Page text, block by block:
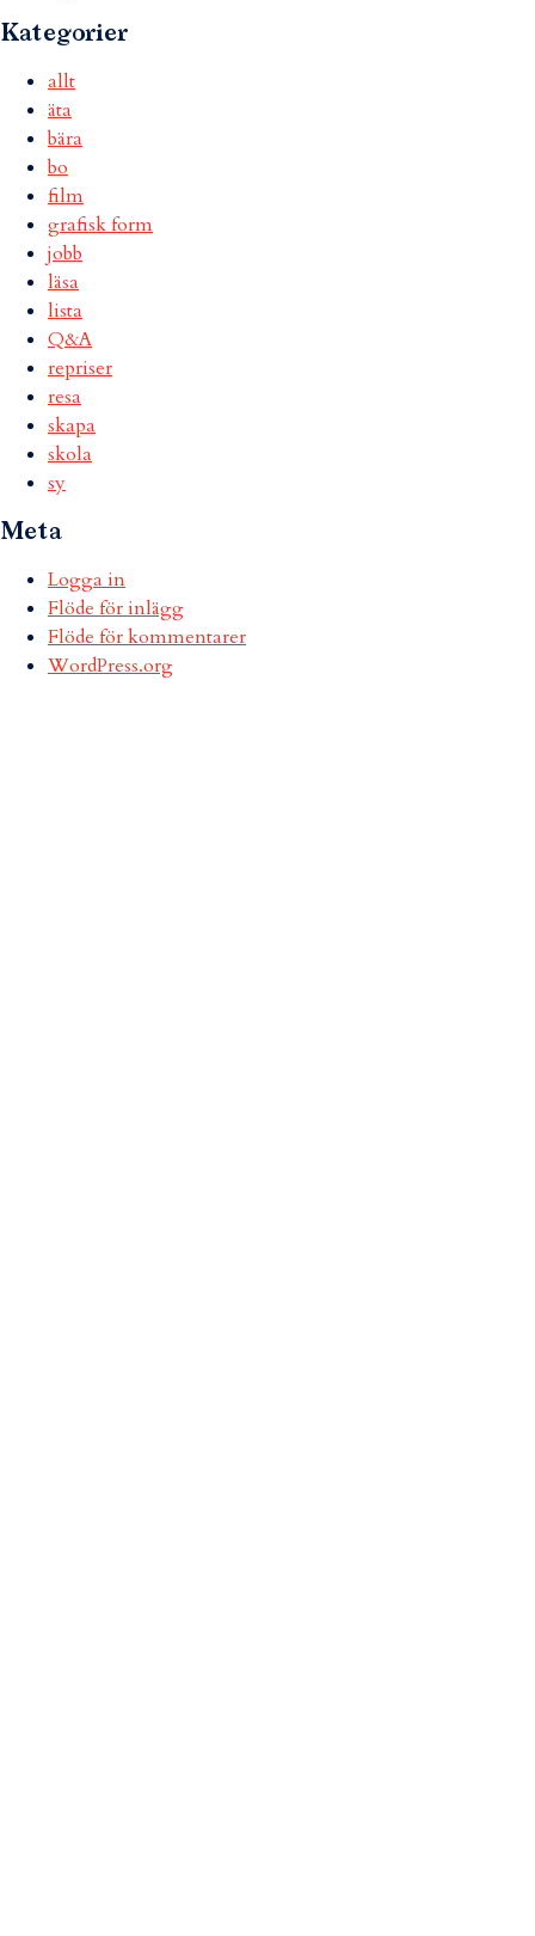
Kategorier
allt
äta
bära
bo
film
grafisk form
jobb
läsa
lista
Q&A
repriser
resa
skapa
skola
sy
Meta
Logga in
Flöde för inlägg
Flöde för kommentarer
WordPress.org